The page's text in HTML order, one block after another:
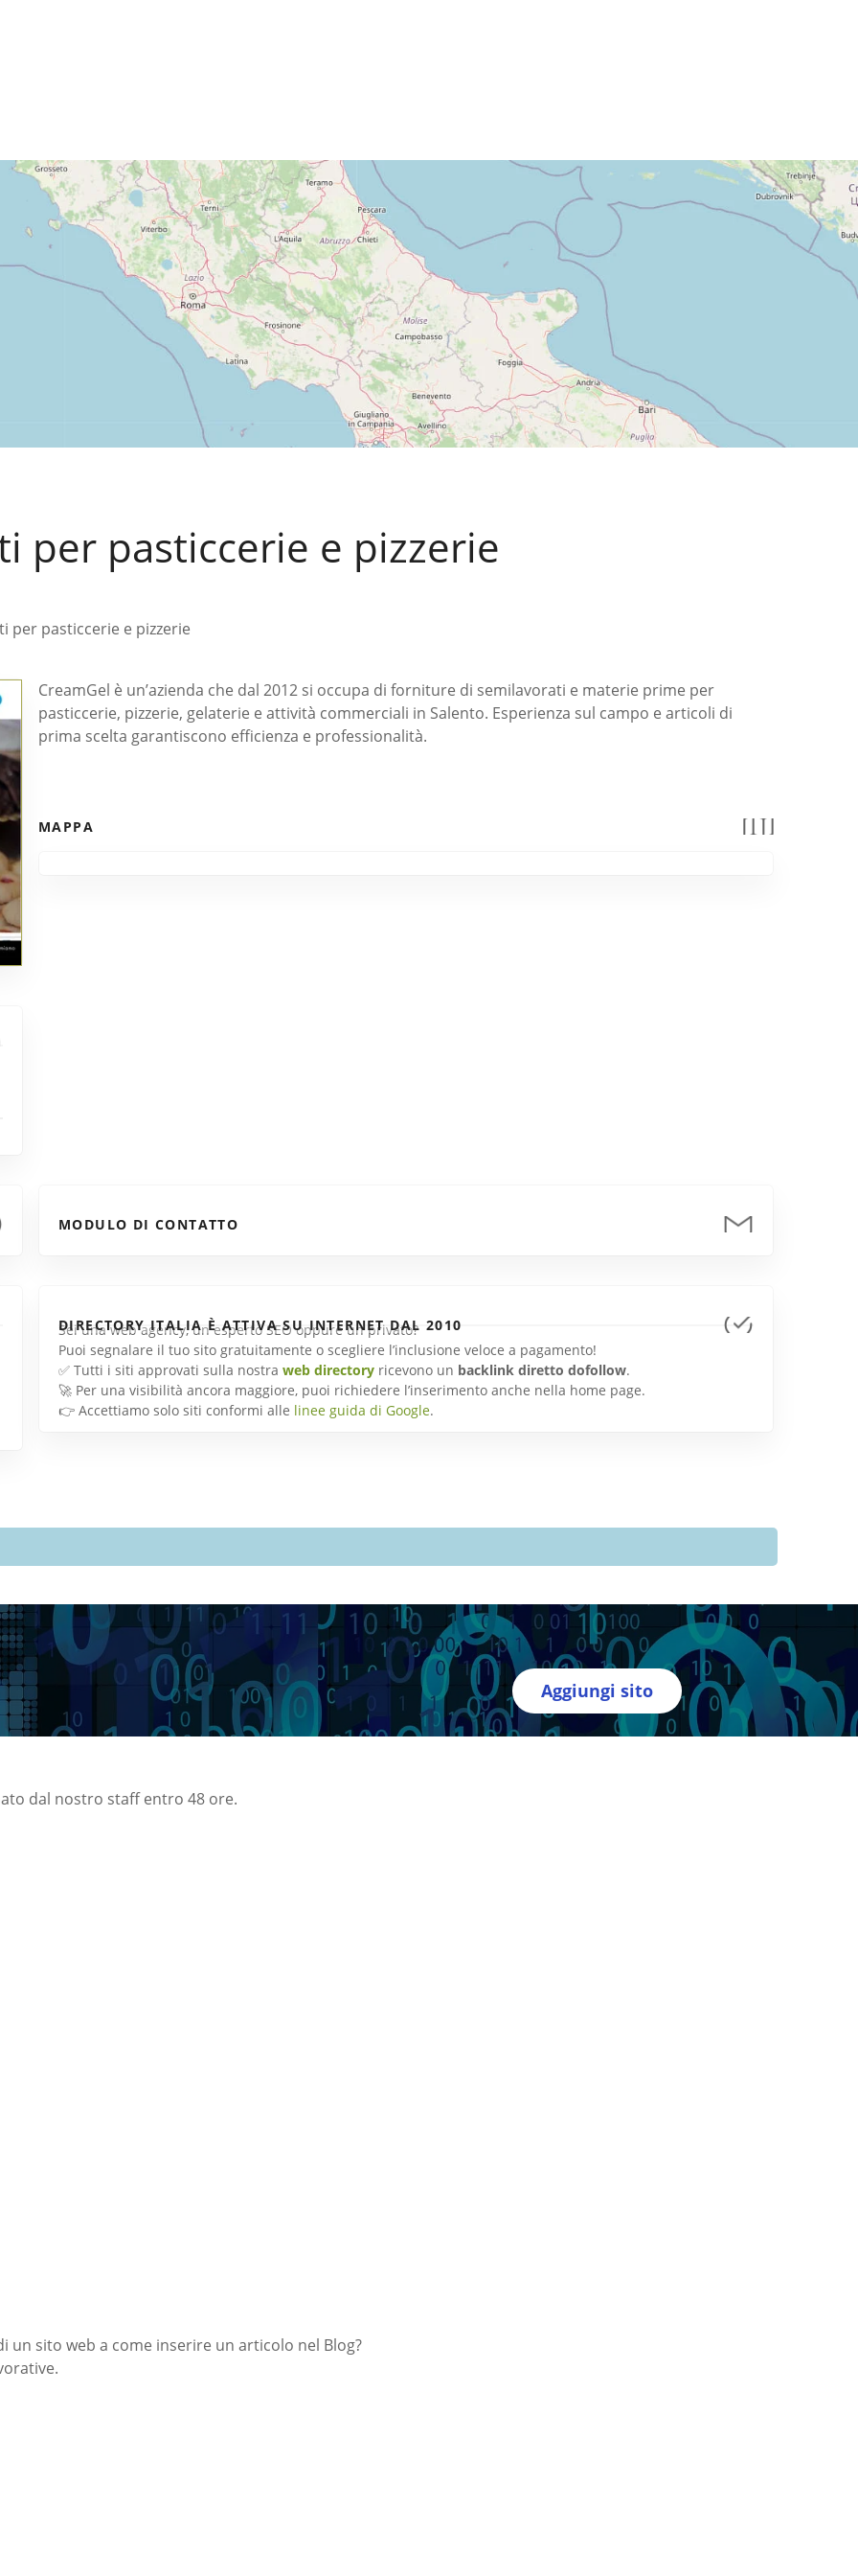
per pasticcerie e pizzerie
per pasticcerie e pizzerie
CreamGel è un’azienda che dal 2012 si occupa di forniture di semilavorati e materie prime per
pasticcerie, pizzerie, gelaterie e attività commerciali in Salento. Esperienza sul campo e articoli di
prima scelta garantiscono efficienza e professionalità.
MAPPA
MODULO DI CONTATTO
DIRECTORY ITALIA È ATTIVA SU INTERNET DAL 2010
Sei una web agency, un esperto SEO oppure un privato?
Puoi segnalare il tuo sito gratuitamente o scegliere l’inclusione veloce a pagamento!
✅ Tutti i siti approvati sulla nostra web directoryricevono un backlink diretto dofollow.
🚀 Per una visibilità ancora maggiore, puoi richiedere l’inserimento anche nella home page.
👉 Accettiamo solo siti conformi alle linee guida di Google.
Aggiungi sito
dal nostro staff entro 48 ore.
un sito web a come inserire un articolo nel Blog?